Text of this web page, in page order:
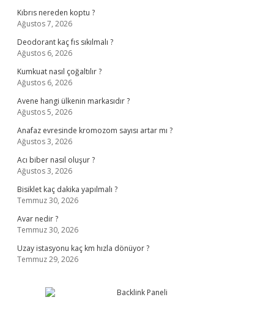
Kıbrıs nereden koptu ?
Ağustos 7, 2026
Deodorant kaç fıs sıkılmalı ?
Ağustos 6, 2026
Kumkuat nasıl çoğaltılır ?
Ağustos 6, 2026
Avene hangi ülkenin markasıdır ?
Ağustos 5, 2026
Anafaz evresinde kromozom sayısı artar mı ?
Ağustos 3, 2026
Acı biber nasıl oluşur ?
Ağustos 3, 2026
Bisiklet kaç dakika yapılmalı ?
Temmuz 30, 2026
Avar nedir ?
Temmuz 30, 2026
Uzay istasyonu kaç km hızla dönüyor ?
Temmuz 29, 2026